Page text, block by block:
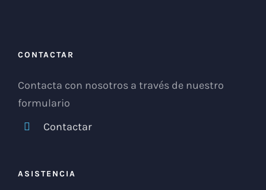
CONTACTAR
Contacta con nosotros a través de nuestro
formulario
Contactar
ASISTENCIA